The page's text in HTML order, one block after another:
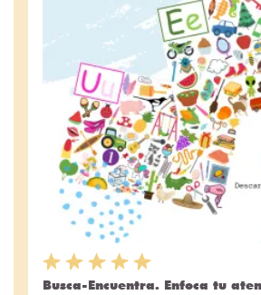
Busca-Encuentra. Enfoca tu